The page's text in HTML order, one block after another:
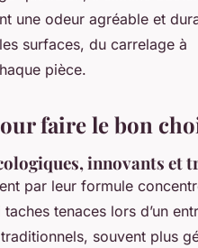
une odeur agréable et
surfaces, du carrelage à
pièce.
faire le bon
innovants et
par leur formule
tenaces lors d’un
souvent plus